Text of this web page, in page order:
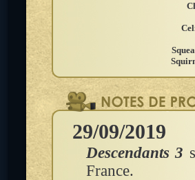
29/09/2019
Descendants 3
France.